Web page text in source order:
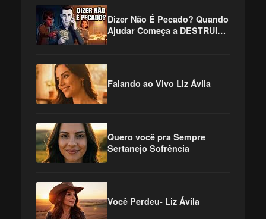
Dizer Não É Pecado? Quando
Ajudar Começa a DESTRUIR |
Falando ao Vivo Liz Ávila
Quero você pra Sempre
Sertanejo Sofrência
Você Perdeu- Liz Ávila